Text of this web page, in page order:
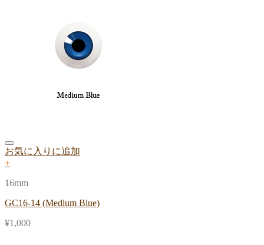
お気に入りに追加
+
16mm
GC16-14 (Medium Blue)
¥1,000